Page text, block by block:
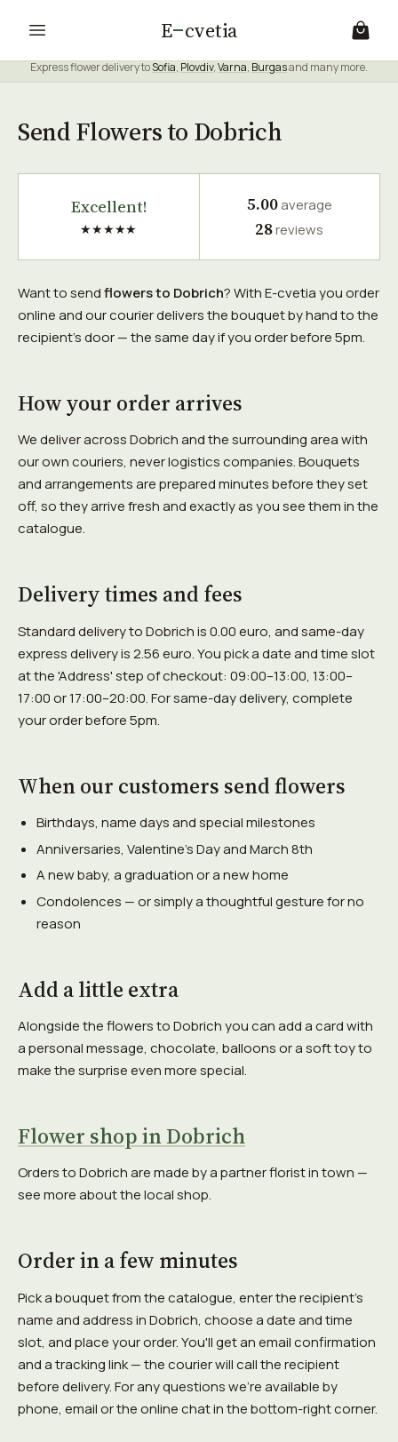
E cvetia
Express flower delivery toSofia, Plovdiv,Varna, Burgasand many more.
Send Flowers to Dobrich
Excellent!
★★★★★
5.00average
28reviews
Want to sendflowers to Dobrich? With E-cvetia you order
online and our courier delivers the bouquet by hand to the
recipient's door — the same day if you order before 5pm.
How your order arrives
We deliver across Dobrich and the surrounding area with
our own couriers, never logistics companies. Bouquets
and arrangements are prepared minutes before they set
off, so they arrive fresh and exactly as you see them in the
catalogue.
Delivery times and fees
Standard delivery to Dobrich is 0.00 euro, and same-day
express delivery is 2.56 euro. You pick a date and time slot
at the 'Address' step of checkout: 09:00–13:00, 13:00–
17:00 or 17:00–20:00. For same-day delivery, complete
your order before 5pm.
When our customers send flowers
Birthdays, name days and special milestones
Anniversaries, Valentine's Day and March 8th
A new baby, a graduation or a new home
Condolences — or simply a thoughtful gesture for no
reason
Add a little extra
Alongside the flowers to Dobrich you can add a card with
a personal message, chocolate, balloons or a soft toy to
make the surprise even more special.
Flower shop in Dobrich
Orders to Dobrich are made by a partner florist in town —
see more about the local shop.
Order in a few minutes
Pick a bouquet from the catalogue, enter the recipient's
name and address in Dobrich, choose a date and time
slot, and place your order. You'll get an email confirmation
and a tracking link — the courier will call the recipient
before delivery. For any questions we're available by
phone, email or the online chat in the bottom-right corner.